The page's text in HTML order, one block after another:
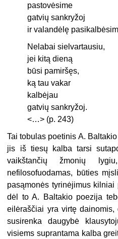
pastovėsime
gatvių sankryžoj
ir valandėlę
Nelabai sielvartausiu,
jei kitą dieną
būsi pamiršęs,
ką tau vakar
kalbėjau
gatvių sankryžoj.
<…> (p. 243)
Tai tobulas poetinis A.
jis iš tiesų kalba tarsi
vaikštančių žmonių
nefilosofuodamas, būties
pasąmonės tyrinėjimus
dėl to A. Baltakio poezija
eilėraščiai yra virtę
susirenka daugybė
visiems suprantama kalba